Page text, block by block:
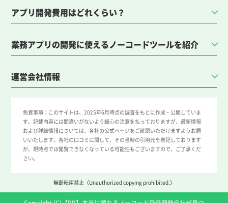
アプリ開発費用はどれくらい？
業務アプリの開発に使えるノーコードツールを紹介
運営会社情報
免責事項： このサイトは、2025年6月時点の調査をもとに作成・公開していま
す。記載内容には間違いがないよう細心の注意を払っておりますが、最新情報
および詳細情報については、各社の公式ページをご確認いただけますようお願
いいたします。各社の口コミに関して、その当時の引用元を表記しております
が、現時点では閲覧できなくなっている可能性もございますので、ご了承くだ
さい。
無断転用禁止（Unauthorized copying prohibited.）